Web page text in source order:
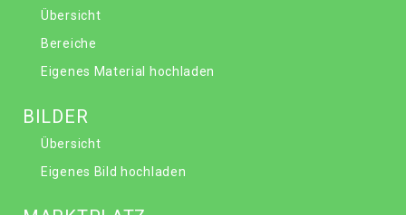
Übersicht
Bereiche
Eigenes Material hochladen
BILDER
Übersicht
Eigenes Bild hochladen